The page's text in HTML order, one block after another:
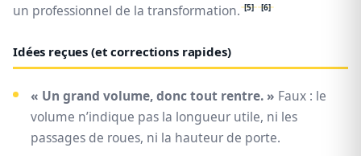
un professionnel de la transformation. [5] [6]
Idées reçues (et corrections rapides)
« Un grand volume, donc tout rentre. » Faux : le
volume n’indique pas la longueur utile, ni les
passages de roues, ni la hauteur de porte.